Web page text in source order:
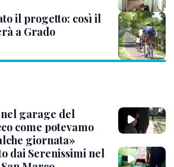
il progetto: così il
a Grado
garage del
come potevamo
giornata»
dai Serenissimi nel